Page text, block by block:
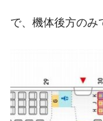
で、機体後方のみ